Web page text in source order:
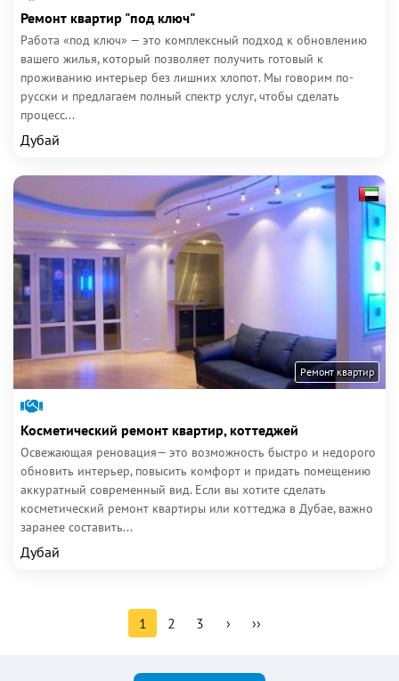
Ремонт квартир "под ключ"
Работа «под ключ» — это комплексный подход к обновлению
вашего жилья, который позволяет получить готовый к
проживанию интерьер без лишних хлопот. Мы говорим по-
русски и предлагаем полный спектр услуг, чтобы сделать
процесс...
Дубай
Ремонт квартир
Косметический ремонт квартир, коттеджей
Освежающая реновация— это возможность быстро и недорого
обновить интерьер, повысить комфорт и придать помещению
аккуратный современный вид. Если вы хотите сделать
косметический ремонт квартиры или коттеджа в Дубае, важно
заранее составить...
Дубай
1 2 3 › ››